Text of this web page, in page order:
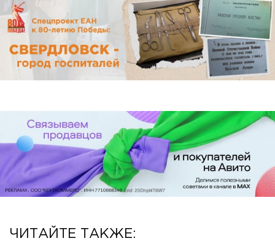
ЧИТАЙТЕ ТАКЖЕ: